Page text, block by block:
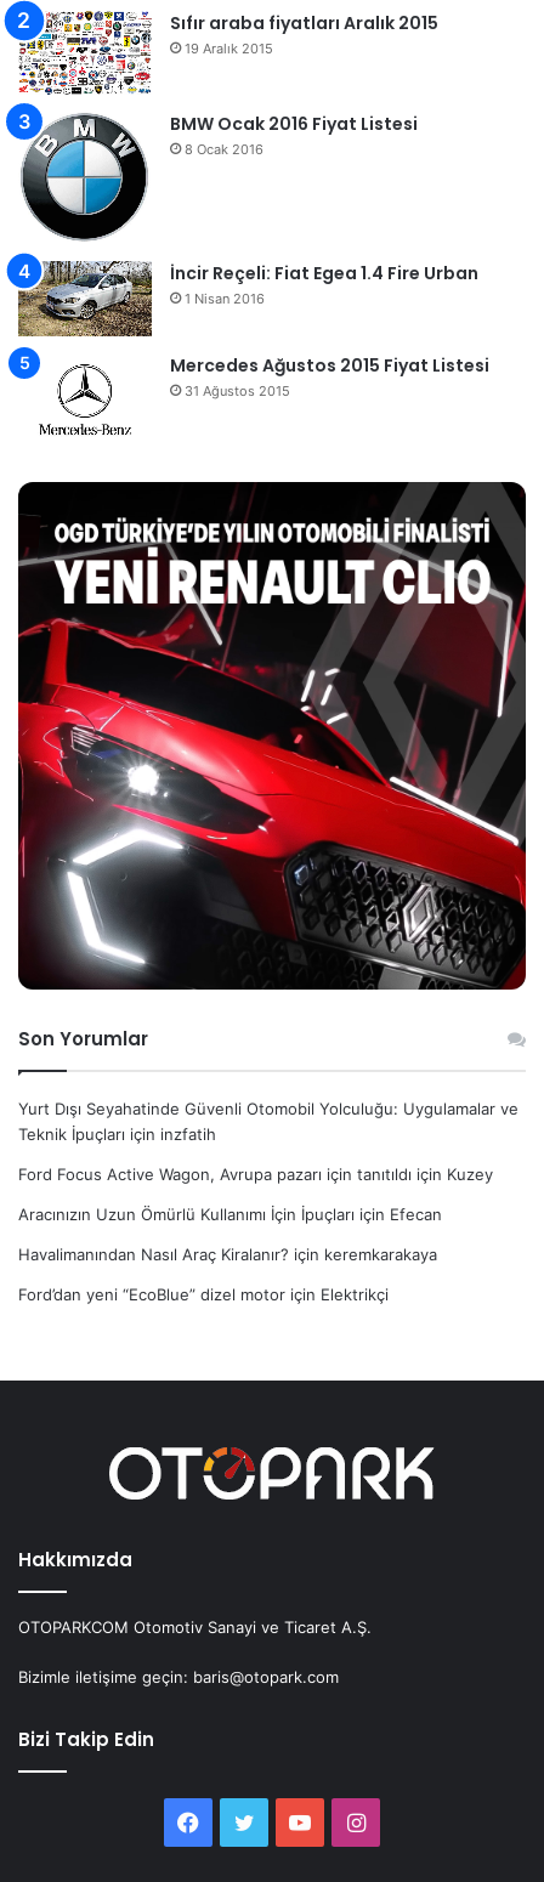
Sıfır araba fiyatları Aralık 2015
19 Aralık 2015
BMW Ocak 2016 Fiyat Listesi
8 Ocak 2016
İncir Reçeli: Fiat Egea 1.4 Fire Urban
1 Nisan 2016
Mercedes Ağustos 2015 Fiyat Listesi
31 Ağustos 2015
Son Yorumlar
Yurt Dışı Seyahatinde Güvenli Otomobil Yolculuğu: Uygulamalar ve
Teknik İpuçları için inzfatih
Ford Focus Active Wagon, Avrupa pazarı için tanıtıldı için Kuzey
Aracınızın Uzun Ömürlü Kullanımı İçin İpuçları için Efecan
Havalimanından Nasıl Araç Kiralanır? için keremkarakaya
Ford’dan yeni “EcoBlue” dizel motor için Elektrikçi
Hakkımızda
OTOPARKCOM Otomotiv Sanayi ve Ticaret A.Ş.
Bizimle iletişime geçin: baris@otopark.com
Bizi Takip Edin
Facebook
Twitter YouTubeInstagram